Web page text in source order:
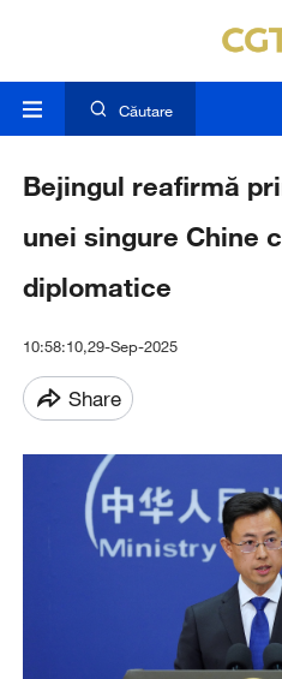
Căutare
Bejingul reafirmă
unei singure Chine
diplomatice
10:58:10,29-Sep-2025
Share